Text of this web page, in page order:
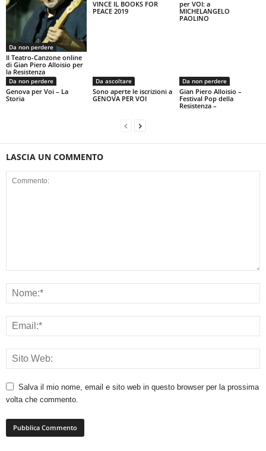
Da non perdere
Il Teatro-Canzone online
di Gian Piero Alloisio per
la Resistenza
VINCE IL BOOKS FOR
PEACE 2019
per VOI: a
MICHELANGELO
PAOLINO
Da non perdere
Genova per Voi – La
Storia
Da ascoltare
Sono aperte le iscrizioni a
GENOVA PER VOI
Da non perdere
Gian Piero Alloisio –
Festival Pop della
Resistenza –
LASCIA UN COMMENTO
Salva il mio nome, email e sito web in questo browser per la prossima
volta che commento.